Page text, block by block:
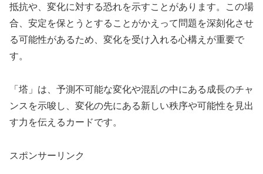
抵抗や、変化に対する恐れを示すことがあります。この場
合、安定を保とうとすることがかえって問題を深刻化させ
る可能性があるため、変化を受け入れる心構えが重要で
す。
「塔」は、予測不可能な変化や混乱の中にある成長のチャ
ンスを示唆し、変化の先にある新しい秩序や可能性を見出
す力を伝えるカードです。
スポンサーリンク